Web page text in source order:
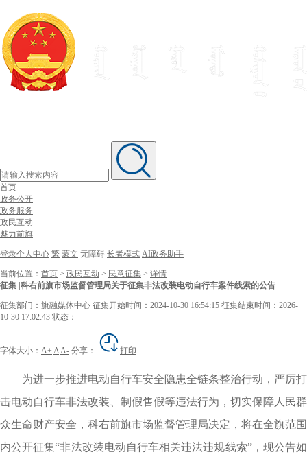
首页
政务公开
政务服务
政民互动
魅力前旗
登录个人中心 繁 蒙文 无障碍 长者模式 AI政务助手
当前位置： 首页 > 政民互动 > 民意征集 > 详情
征集 |科右前旗市场监督管理局关于征集非法改装电动自行车案件线索的公告
征集部门：旗融媒体中心 征集开始时间：2024-10-30 16:54:15 征集结束时间：2026-
10-30 17:02:43 状态：-
字体大小： A+ AA- 分享： 打印
为进一步推进电动自行车安全隐患全链条整治行动，严厉打
击电动自行车非法改装、制假售假等违法行为，切实保障人民群
众生命财产安全，科右前旗市场监督管理局决定，将在全旗范围
内公开征集“非法改装电动自行车相关违法违规线索”，现公告如